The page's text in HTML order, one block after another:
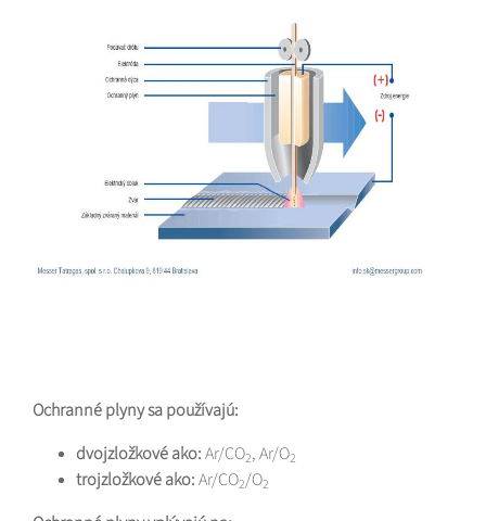
Ochranné plyny sa používajú:
dvojzložkové ako:Ar/CO2, Ar/O2
trojzložkové ako:Ar/CO2/O2